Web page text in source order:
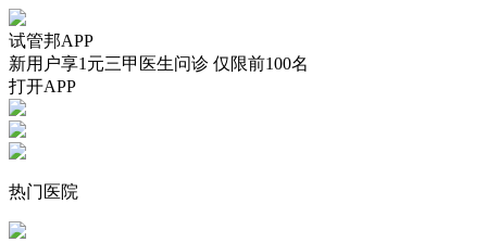
试管邦APP
新用户享1元三甲医生问诊 仅限前100名
打开APP
热门医院